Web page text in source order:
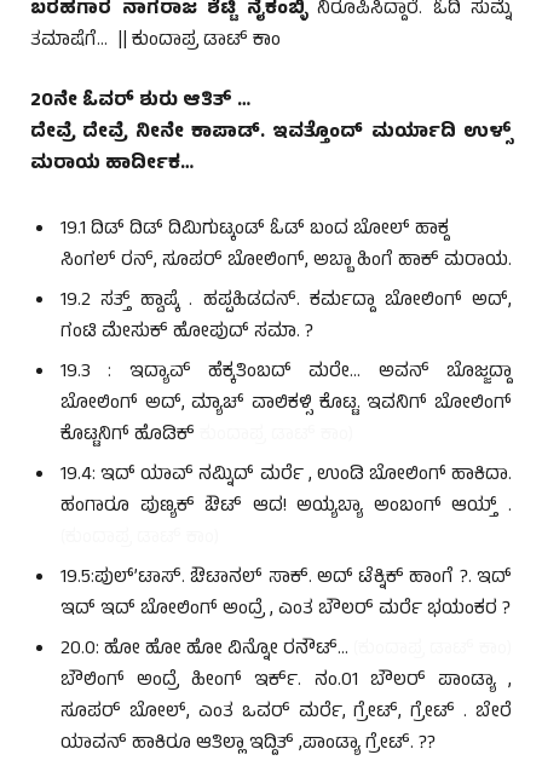
ಬರಹಗಾರ ನಾಗರಾಜ ಶೆಟ್ಟಿ ನೈಕಂಬ್ಳಿನಿರೂಪಿಸಿದ್ದಾರೆ. ಓದಿ ಸುಮ್ನೆ
ತಮಾಷೆಗೆ… || ಕುಂದಾಪ್ರ ಡಾಟ್ ಕಾಂ
20ನೇ ಓವರ್ ಶುರು ಆತಿತ್ …
ದೇವ್ರೆ ದೇವ್ರೆ ನೀನೇ ಕಾಪಾಡ್. ಇವತ್ತೊಂದ್ ಮರ್ಯಾದಿ ಉಳ್ಸ್
ಮರಾಯ ಹಾರ್ದೀಕ…
19.1 ದಿಡ್ ದಿಡ್ ದಿಮಿಗುಟ್ಕಂಡ್ ಓಡ್ ಬಂದ ಬೋಲ್ ಹಾಕ್ದ
ಸಿಂಗಲ್ ರನ್, ಸೂಪರ್ ಬೋಲಿಂಗ್, ಅಬ್ಬಾ ಹಿಂಗೆ ಹಾಕ್ ಮರಾಯ.
19.2 ಸತ್ತ್ ಹ್ವಾಪ್ಕೆ . ಹಪ್ಪಹಿಡದನ್. ಕರ್ಮದ್ದಾ ಬೋಲಿಂಗ್ ಅದ್,
ಗಂಟಿ ಮೇಸುಕ್ ಹೋಪುದ್ ಸಮಾ. ?
19.3 : ಇದ್ಯಾವ್ ಹೆಕ್ಕತಿಂಬದ್ ಮರೇ… ಅವನ್ ಬೊಜ್ಜದ್ದಾ
ಬೋಲಿಂಗ್ ಅದ್, ಮ್ಯಾಚ್ ವಾಲಿಕಳ್ಸಿ ಕೊಟ್ಟ. ಇವನಿಗ್ ಬೋಲಿಂಗ್
ಕೊಟ್ಟನಿಗ್ ಹೊಡಿಕ್
19.4: ಇದ್ ಯಾವ್ ನಮ್ನಿದ್ ಮರ್ರೆ , ಉಂಡಿ ಬೋಲಿಂಗ್ ಹಾಕಿದಾ.
ಹಂಗಾರೂ ಪುಣ್ಯಕ್ ಔಟ್ ಆದ! ಅಯ್ಯಬ್ಯಾ ಅಂಬಂಗ್ ಆಯ್ತ್ .
19.5:ಪುಲ್’ಟಾಸ್. ಔಟಾನಲ್ ಸಾಕ್. ಅದ್ ಟೆಕ್ನಿಕ್ ಹಾಂಗೆ ?. ಇದ್
ಇದ್ ಇದ್ ಬೋಲಿಂಗ್ ಅಂದ್ರೆ , ಎಂತ ಬೌಲರ್ ಮರ್ರೆ ಭಯಂಕರ ?
20.0: ಹೋ ಹೋ ಹೋ ವಿನ್ನೋ ರನೌಟ್…
ಬೌಲಿಂಗ್ ಅಂದ್ರೆ ಹೀಂಗ್ ಇರ್ಕ್. ನಂ.01 ಬೌಲರ್ ಪಾಂಡ್ಯಾ ,
ಸೂಪರ್ ಬೋಲ್, ಎಂತ ಒವರ್ ಮರ್ರೆ, ಗ್ರೇಟ್, ಗ್ರೇಟ್ . ಬೇರೆ
ಯಾವನ್ ಹಾಕಿರೂ ಆತಿಲ್ಲಾ ಇದ್ದಿತ್ ,ಪಾಂಡ್ಯಾ ಗ್ರೇಟ್. ??